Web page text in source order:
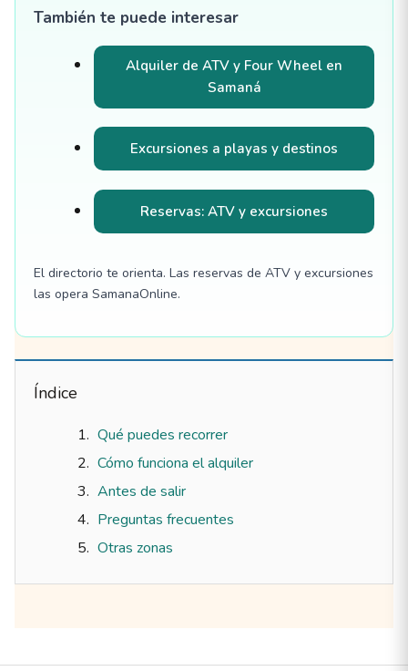
También te puede interesar
Alquiler de ATV y Four Wheel en
Samaná
Excursiones a playas y destinos
Reservas: ATV y excursiones
El directorio te orienta. Las reservas de ATV y excursiones
las opera SamanaOnline.
Índice
Qué puedes recorrer
Cómo funciona el alquiler
Antes de salir
Preguntas frecuentes
Otras zonas